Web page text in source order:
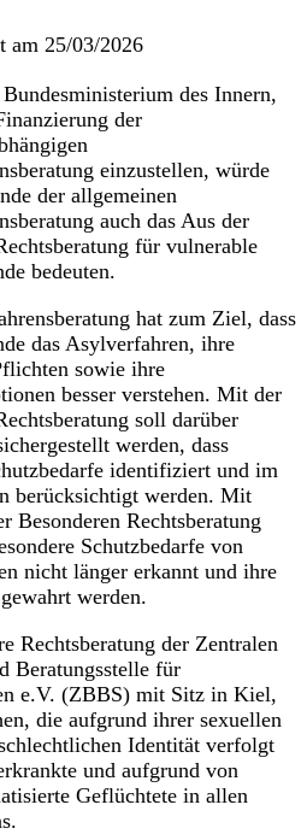
am 25/03/2026
des Innern,
der
einzustellen, würde
der allgemeinen
auch das Aus der
für vulnerable
bedeuten.
hat zum Ziel, dass
das Asylverfahren, ihre
sowie ihre
besser verstehen. Mit der
soll darüber
werden, dass
identifiziert und im
berücksichtigt werden. Mit
Besonderen Rechtsberatung
Schutzbedarfe von
nicht länger erkannt und ihre
werden.
Rechtsberatung der Zentralen
Beratungsstelle für
e.V. (ZBBS) mit Sitz in Kiel,
die aufgrund ihrer sexuellen
Identität verfolgt
und aufgrund von
Geflüchtete in allen